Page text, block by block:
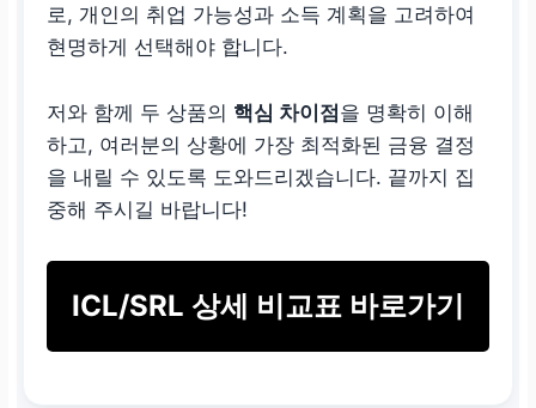
로, 개인의 취업 가능성과 소득 계획을 고려하여
현명하게 선택해야 합니다.
저와 함께 두 상품의 핵심 차이점 을 명확히 이해
하고, 여러분의 상황에 가장 최적화된 금융 결정
을 내릴 수 있도록 도와드리겠습니다. 끝까지 집
중해 주시길 바랍니다!
ICL/SRL 상세 비교표 바로가기